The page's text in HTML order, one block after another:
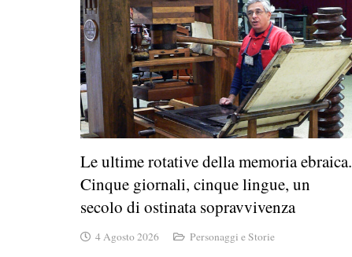
Le ultime rotative della memoria ebraica.
Cinque giornali, cinque lingue, un
secolo di ostinata sopravvivenza
4 Agosto 2026 Personaggi e Storie